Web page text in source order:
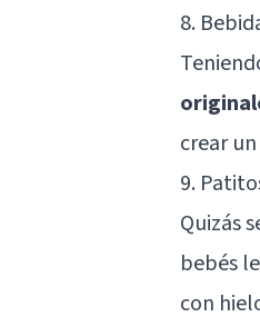
8.
crear
9.
Quizás
bebés
con